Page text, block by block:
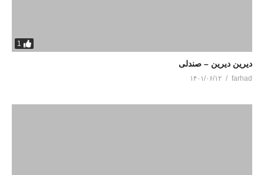
1
دیرین دیرین – صندلی
farhad ۱۴۰۱/۰۶/۱۲